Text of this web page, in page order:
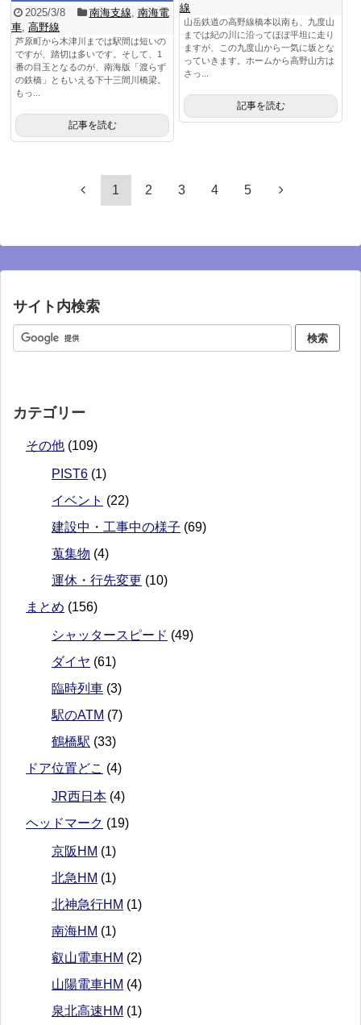
線
山岳鉄道の高野線橋本以南も、九度山
までは紀の川に沿ってほぼ平坦に走り
ますが、この九度山から一気に坂とな
っていきます。ホームから高野山方は
さっ...
記事を読む
2025/3/8 南海支線 南海電
車 高野線
芦原町から木津川までは駅間は短いの
ですが、踏切は多いです。そして、1
番の目玉となるのが、南海版「渡らず
の鉄橋」ともいえる下十三間川橋梁。
もっ...
記事を読む
1 2 3 4 5
サイト内検索
カテゴリー
その他 (109)
PIST6 (1)
イベント (22)
建設中・工事中の様子 (69)
蒐集物 (4)
運休・行先変更 (10)
まとめ (156)
シャッタースピード (49)
ダイヤ (61)
臨時列車 (3)
駅のATM (7)
鶴橋駅 (33)
ドア位置どこ (4)
JR西日本 (4)
ヘッドマーク (19)
京阪HM (1)
北急HM (1)
北神急行HM (1)
南海HM (1)
叡山電車HM (2)
山陽電車HM (4)
泉北高速HM (1)